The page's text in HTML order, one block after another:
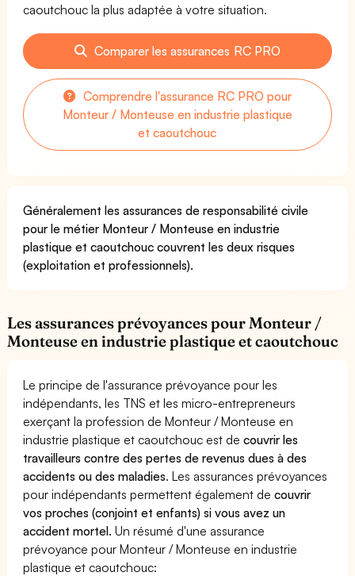
caoutchouc la plus adaptée à votre situation.
Comparer les assurances RC PRO
Comprendre l'assurance RC PRO pour
Monteur / Monteuse en industrie plastique
et caoutchouc
Généralement les assurances de responsabilité civile
pour le métier Monteur / Monteuse en industrie
plastique et caoutchouc couvrent les deux risques
(exploitation et professionnels).
Les assurances prévoyances pour Monteur /
Monteuse en industrie plastique et caoutchouc
Le principe de l'assurance prévoyance pour les
indépendants, les TNS et les micro-entrepreneurs
exerçant la profession de Monteur / Monteuse en
industrie plastique et caoutchouc est decouvrir les
travailleurs contre des pertes de revenus dues à des
accidents ou des maladies. Les assurances prévoyances
pour indépendants permettent également decouvrir
vos proches (conjoint et enfants) si vous avez un
accident mortel. Un résumé d'une assurance
prévoyance pour Monteur / Monteuse en industrie
plastique et caoutchouc: